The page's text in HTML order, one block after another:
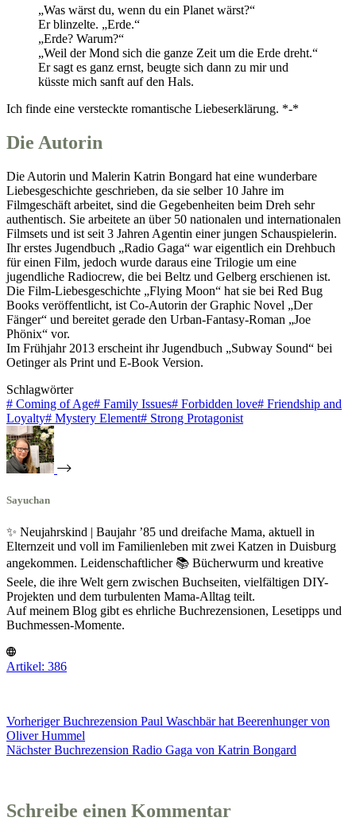
„Was wärst du, wenn du ein Planet wärst?“
Er blinzelte. „Erde.“
„Erde? Warum?“
„Weil der Mond sich die ganze Zeit um die Erde dreht.“
Er sagt es ganz ernst, beugte sich dann zu mir und
küsste mich sanft auf den Hals.
Ich finde eine versteckte romantische Liebeserklärung. *-*
Die Autorin
Die Autorin und Malerin Katrin Bongard hat eine wunderbare
Liebesgeschichte geschrieben, da sie selber 10 Jahre im
Filmgeschäft arbeitet, sind die Gegebenheiten beim Dreh sehr
authentisch. Sie arbeitete an über 50 nationalen und internationalen
Filmsets und ist seit 3 Jahren Agentin einer jungen Schauspielerin.
Ihr erstes Jugendbuch „Radio Gaga“ war eigentlich ein Drehbuch
für einen Film, jedoch wurde daraus eine Trilogie um eine
jugendliche Radiocrew, die bei Beltz und Gelberg erschienen ist.
Die Film-Liebesgeschichte „Flying Moon“ hat sie bei Red Bug
Books veröffentlicht, ist Co-Autorin der Graphic Novel „Der
Fänger“ und bereitet gerade den Urban-Fantasy-Roman „Joe
Phönix“ vor.
Im Frühjahr 2013 erscheint ihr Jugendbuch „Subway Sound“ bei
Oetinger als Print und E-Book Version.
Schlagwörter
# Coming of Age# Family Issues# Forbidden love# Friendship and
Loyalty# Mystery Element# Strong Protagonist
Sayuchan
✨ Neujahrskind | Baujahr ’85 und dreifache Mama, aktuell in
Elternzeit und voll im Familienleben mit zwei Katzen in Duisburg
angekommen. Leidenschaftlicher 📚 Bücherwurm und kreative
Seele, die ihre Welt gern zwischen Buchseiten, vielfältigen DIY-
Projekten und dem turbulenten Mama-Alltag teilt.
Auf meinem Blog gibt es ehrliche Buchrezensionen, Lesetipps und
Buchmessen-Momente.
Artikel: 386
VorherigerBuchrezension Paul Waschbär hat Beerenhunger von
Oliver Hummel
NächsterBuchrezension Radio Gaga von Katrin Bongard
Schreibe einen Kommentar